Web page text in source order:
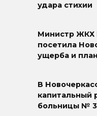
удара стихии
Министр ЖКХ
посетила
ущерба и
В
капитальный
больницы № 3